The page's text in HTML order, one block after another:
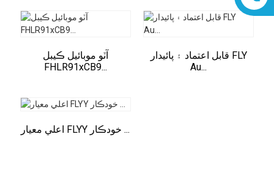
آٽو موبائيل ڪيبل
FHLR91xCB9...
قابل اعتماد ۽ پائيدار FLY
Au...
اعلي معيار FLYY خودڪار ...